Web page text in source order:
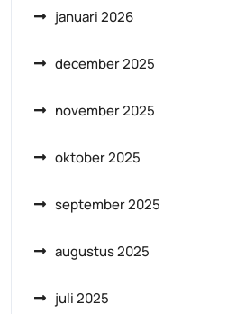
januari 2026
december 2025
november 2025
oktober 2025
september 2025
augustus 2025
juli 2025